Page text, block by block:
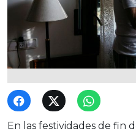
En las festividades de fin